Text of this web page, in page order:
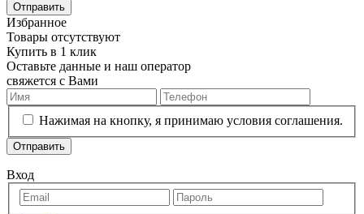
Отправить
Избранное
Товары отсутствуют
Купить в 1 клик
Оставьте данные и наш оператор
свяжется с Вами
Нажимая на кнопку, я принимаю условия соглашения.
Отправить
Вход